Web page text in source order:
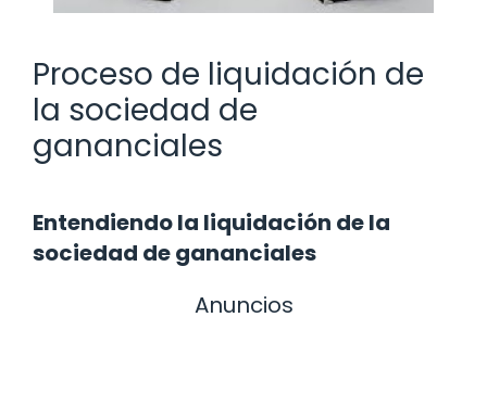
Proceso de liquidación de
la sociedad de
gananciales
Entendiendo la liquidación de la
sociedad de gananciales
Anuncios